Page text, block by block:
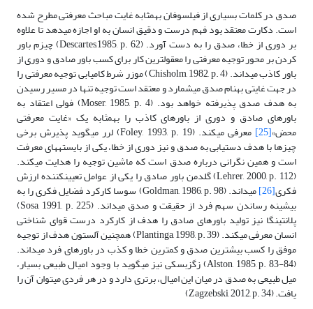
صدق در کلمات بسیاری از فیلسوفان به­مثابه غایت مباحث معرفتی مطرح شده
است. دکارت معتقد بود فهم درست و دقیق انسان به او اجازه می­دهد تا علاوه
بر دوری از خطا، صدق را به دست آورد. (Descartes,1985, p. 62) چیزم باور
کردن بر محور توجیه معرفتی را معقول‎ترین کار برای کسب باور صادق و دوری از
باور کاذب می­داند. (Chisholm, 1982, p. 4) موزر شرط کامیابی توجیه معرفتی را
در جهت غایتی به­نام صدق می­شمارد و معتقد است توجیه تنها در مسیر رسیدن
به هدف صدق پذیرفته خواهد بود. (Moser, 1985, p. 4) فولی اعتقاد به
باورهای صادق و دوری از باورهای کاذب را به­مثابه یک «غایت معرفتی
محض»[25] معرفی می­کند. (Foley, 1993, p. 19) لرر می­گوید پذیرش برخی
چیزها با هدف دستیابی به صدق و نیز دوری از خطا، یکی از بایسته­های معرفت
است و همین نگرانی درباره صدق است که ماشین توجیه را هدایت می­کند.
(Lehrer, 2000, p. 112) گلدمن باور صادق را یکی از عوامل تعیین­کننده ارزش
فکری[26] می­داند. (Goldman, 1986, p. 98) سوسا کارکرد فضایل فکری را به
بیشینه رساندن سهم فرد از حقیقت و صدق می­داند. (Sosa, 1991, p. 225)
پلانتینگا نیز تولید باورهای صادق را هدف از کارکرد درست قوای شناختی
انسان معرفی می­کند. (Plantinga, 1998, p. 39) همچنین آلستون هدف از توجیه
موفق را کسب بیشترین صدق و کمترین خطا و کذب در باورهای فرد می­داند.
(Alston, 1985, p. 83-84) زگزبسکی نیز می­گوید با وجود امیال طبیعی بسیار،
میل طبیعی به صدق در میان این امیال، برتری دارد و در هر فردی می­توان آن را
یافت. (Zagzebski, 2012, p. 34)